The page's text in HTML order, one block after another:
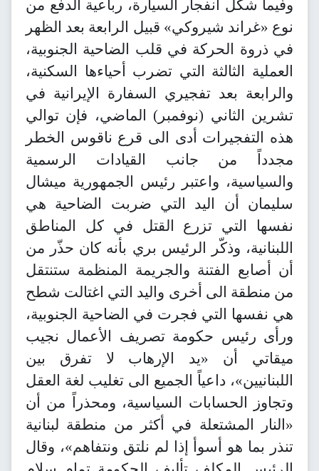
وفيما شكّل انفجار السيارة، رباعية الدفع من
نوع «غراند شيروكي» قبيل الرابعة بعد الظهر
في ذروة الحركة في قلب الضاحية الجنوبية،
العملية الثالثة التي تضرب أحياءها السكنية،
والرابعة بعد تفجيري السفارة الإيرانية في
تشرين الثاني (نوفمبر) الماضي، فإن توالي
هذه التفجيرات أدى الى قرع ناقوس الخطر
مجدداً من جانب القيادات الرسمية
والسياسية، واعتبر رئيس الجمهورية ميشال
سليمان أن اليد التي ضربت الضاحية هي
نفسها التي تزرع القتل في كل المناطق
اللبنانية، وذكّر الرئيس بري بأنه كان حذّر من
أن أصابع الفتنة والجريمة المنظمة ستنتقل
من منطقة الى أخرى واليد التي اغتالت شطح
هي نفسها التي فجرت في الضاحية الجنوبية،
ورأى رئيس حكومة تصريف الأعمال نجيب
ميقاتي أن «يد الإرهاب لا تفرق بين
اللبنانيين»، داعياً الجميع الى تغليب لغة العقل
وتجاوز الحسابات السياسية، ومحذراً من أن
«النار المشتعلة في أكثر من منطقة لبنانية
تنذر بما هو أسوأ إذا لم نلتق ونتفاهم»، وقال